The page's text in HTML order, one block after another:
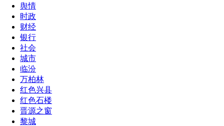
舆情
时政
财经
银行
社会
城市
临汾
万柏林
红色兴县
红色石楼
晋源之窗
黎城